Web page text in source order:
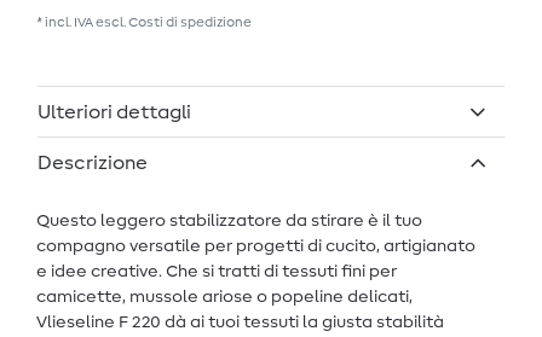
* incl. IVA escl.Costi di spedizione
Ulteriori dettagli
Descrizione
Questo leggero stabilizzatore da stirare è il tuo
compagno versatile per progetti di cucito, artigianato
e idee creative. Che si tratti di tessuti fini per
camicette, mussole ariose o popeline delicati,
Vlieseline F 220 dà ai tuoi tessuti la giusta stabilità